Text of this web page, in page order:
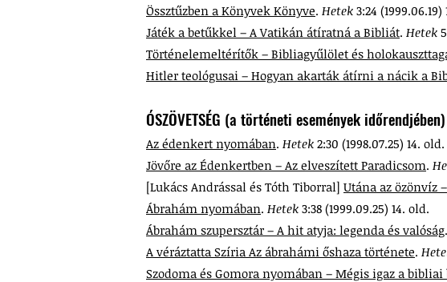
Össztűzben a Könyvek Könyve. Hetek 3:24 (1999.06.19)
Játék a betűkkel – A Vatikán átíratná a Bibliát. Hetek
Történelemeltérítők – Bibliagyűlölet és
Hitler teológusai – Hogyan akarták átírni a nácik a
ÓSZÖVETSÉG (a történeti események időrendjében)
Az édenkert nyomában. Hetek 2:30 (1998.07.25) 14. old.
Jövőre az Édenkertben – Az elveszített Paradicsom.
[Lukács Andrással és Tóth Tiborral] Utána az özönvíz
Ábrahám nyomában. Hetek 3:38 (1999.09.25) 14. old.
Ábrahám szupersztár – A hit atyja: legenda és valóság.
A véráztatta Szíria Az ábrahámi őshaza története.
Szodoma és Gomora nyomában – Mégis igaz a bibliai